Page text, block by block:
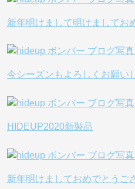
新年明けまして明けましてお
今シーズンもよろしくお願い
HIDEUP2020新製品
新年明けましておめでとうご